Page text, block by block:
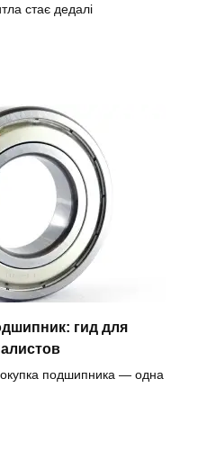
стає дедалі
гид для
подшипника — одна